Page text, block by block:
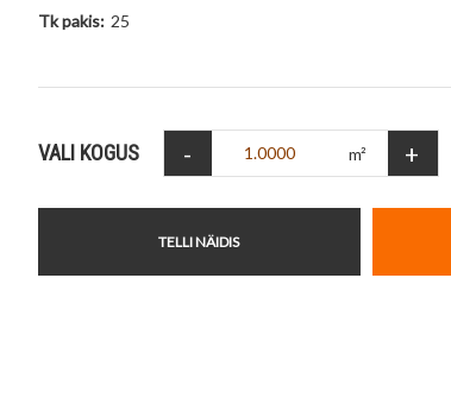
Tk pakis: 25
VALI KOGUS - m² +
TELLI NÄIDIS